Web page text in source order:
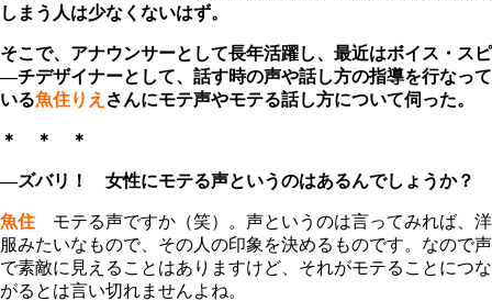
しまう人は少なくないはず。
そこで、アナウンサーとして長年活躍し、最近はボイス・スピ
―チデザイナーとして、話す時の声や話し方の指導を行なって
いる魚住りえ さんにモテ声やモテる話し方について伺った。
＊ ＊ ＊
―ズバリ！ 女性にモテる声というのはあるんでしょうか？
魚住 モテる声ですか（笑）。声というのは言ってみれば、洋
服みたいなもので、その人の印象を決めるものです。なので声
で素敵に見えることはありますけど、それがモテることにつな
がるとは言い切れませんよね。